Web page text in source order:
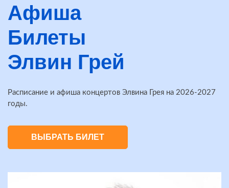
Афиша
Билеты
Элвин Грей
Расписание и афиша концертов Элвина Грея на 2026-2027
годы.
ВЫБРАТЬ БИЛЕТ